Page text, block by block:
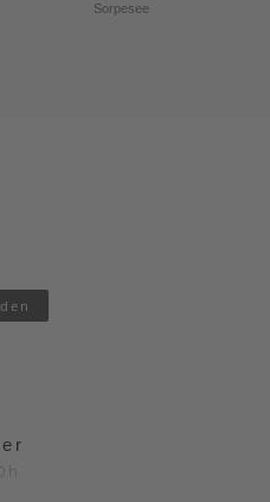
Sorpesee
h